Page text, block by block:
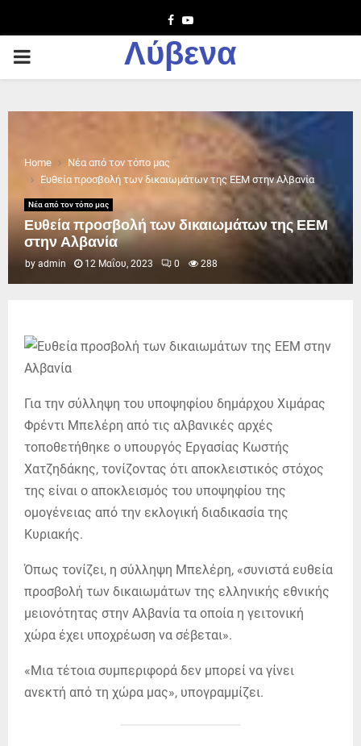
Facebook
Youtube
PRIMARY
Λύβενα
Home
Νέα από τον τόπο μας
Ευθεία προσβολή των δικαιωμάτων της ΕΕΜ στην Αλβανία
Νέα από τον τόπο μας
Ευθεία προσβολή των δικαιωμάτων της ΕΕΜ
στην Αλβανία
by admin 12 Μαΐου, 2023 0 288
Για την σύλληψη του υποψηφίου δημάρχου Χιμάρας
Φρέντι Μπελέρη από τις αλβανικές αρχές
τοποθετήθηκε ο υπουργός Εργασίας Κωστής
Χατζηδάκης, τονίζοντας ότι αποκλειστικός στόχος
της είναι ο αποκλεισμός του υποψηφίου της
ομογένειας από την εκλογική διαδικασία της
Κυριακής.
Όπως τονίζει, η σύλληψη Μπελέρη, «συνιστά ευθεία
προσβολή των δικαιωμάτων της ελληνικής εθνικής
μειονότητας στην Αλβανία τα οποία η γειτονική
χώρα έχει υποχρέωση να σέβεται».
«Μια τέτοια συμπεριφορά δεν μπορεί να γίνει
ανεκτή από τη χώρα μας», υπογραμμίζει.